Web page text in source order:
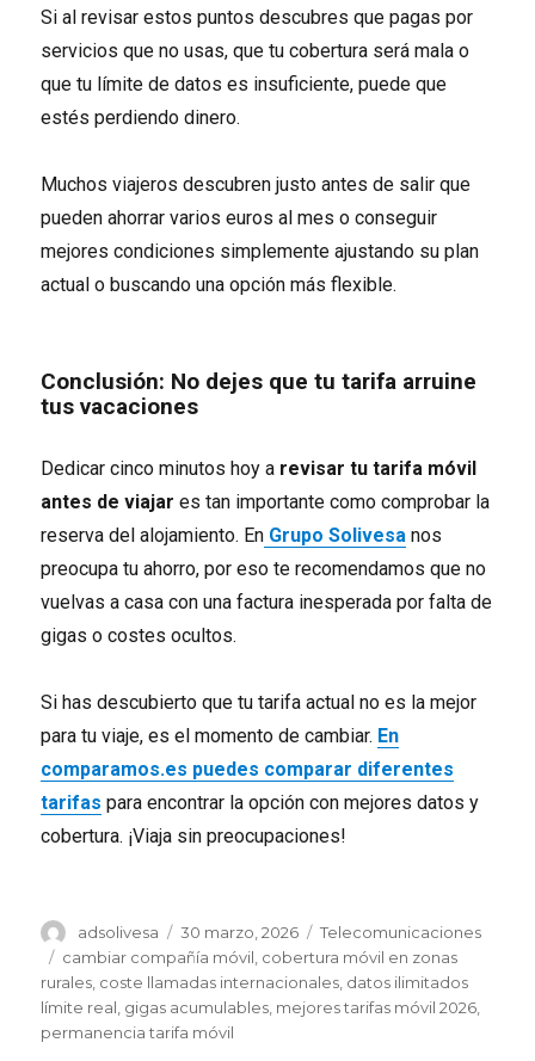
Si al revisar estos puntos descubres que pagas por
servicios que no usas, que tu cobertura será mala o
que tu límite de datos es insuficiente, puede que
estés perdiendo dinero.
Muchos viajeros descubren justo antes de salir que
pueden ahorrar varios euros al mes o conseguir
mejores condiciones simplemente ajustando su plan
actual o buscando una opción más flexible.
Conclusión: No dejes que tu tarifa arruine
tus vacaciones
Dedicar cinco minutos hoy a revisar tu tarifa móvil
antes de viajar es tan importante como comprobar la
reserva del alojamiento. En Grupo Solivesa nos
preocupa tu ahorro, por eso te recomendamos que no
vuelvas a casa con una factura inesperada por falta de
gigas o costes ocultos.
Si has descubierto que tu tarifa actual no es la mejor
para tu viaje, es el momento de cambiar. En
comparamos.es puedes comparar diferentes
tarifas para encontrar la opción con mejores datos y
cobertura. ¡Viaja sin preocupaciones!
Autor
adsolivesa
Publicado
el
30 marzo, 2026 Categorías
Telecomunicaciones
Etiquetas
cambiar compañía móvil, cobertura móvil en zonas
rurales, coste llamadas internacionales, datos ilimitados
límite real, gigas acumulables, mejores tarifas móvil 2026,
permanencia tarifa móvil